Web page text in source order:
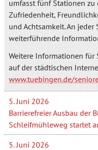
umfasst fünf Stationen
Zufriedenheit,
und Achtsamkeit. An
weiterführende
Weitere Informationen für
auf der städtischen
www.tuebingen.de/
5. Juni 2026
Barrierefreier Ausbau der
Schleifmühleweg startet
5. Juni 2026